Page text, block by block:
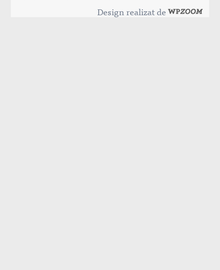
Design realizat de